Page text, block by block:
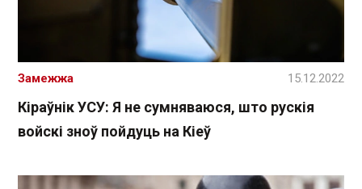
Кіраўнік УСУ: Я не сумняваюся, што рускія
войскі зноў пойдуць на Кіеў
Замежжа 15.12.2022